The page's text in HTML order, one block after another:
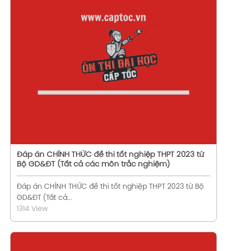
Xem chi tiết
Đáp án CHÍNH THỨC đề thi tốt nghiệp THPT 2023 từ
Bộ GD&ĐT (Tất cả các môn trắc nghiệm)
Đáp án CHÍNH THỨC đề thi tốt nghiệp THPT 2023 từ Bộ
GD&ĐT (Tất cả...
1314 View